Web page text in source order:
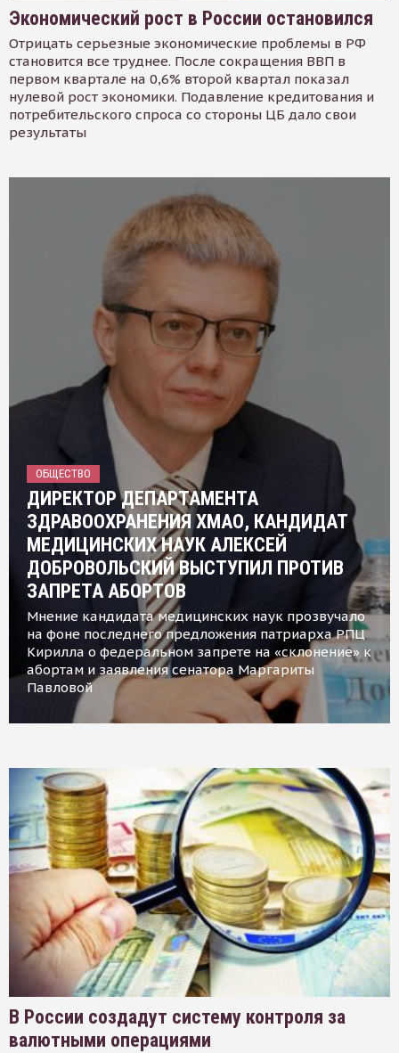
Экономический рост в России остановился
Отрицать серьезные экономические проблемы в РФ
становится все труднее. После сокращения ВВП в
первом квартале на 0,6% второй квартал показал
нулевой рост экономики. Подавление кредитования и
потребительского спроса со стороны ЦБ дало свои
результаты
ОБЩЕСТВО
ДИРЕКТОР ДЕПАРТАМЕНТА
ЗДРАВООХРАНЕНИЯ ХМАО, КАНДИДАТ
МЕДИЦИНСКИХ НАУК АЛЕКСЕЙ
ДОБРОВОЛЬСКИЙ ВЫСТУПИЛ ПРОТИВ
ЗАПРЕТА АБОРТОВ
Мнение кандидата медицинских наук прозвучало
на фоне последнего предложения патриарха РПЦ
Кирилла о федеральном запрете на «склонение» к
абортам и заявления сенатора Маргариты
Павловой
В России создадут систему контроля за
валютными операциями